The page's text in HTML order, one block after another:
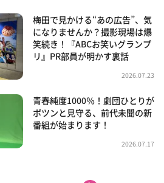
梅田で見かける“あの広告”、気
になりませんか？撮影現場は爆
笑続き！『ABCお笑いグランプ
リ』PR部員が明かす裏話
2026.07.23
青春純度1000％！劇団ひとりが
ポツンと見守る、前代未聞の新
番組が始まります！
2026.07.17